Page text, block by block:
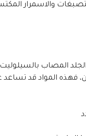
والاسمرار
المصاب
فهذه المواد قد تساعد